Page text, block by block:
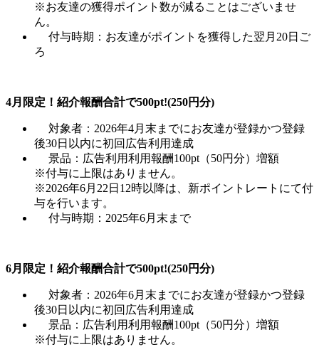
※お友達の獲得ポイント数が減ることはございませ
ん。
付与時期：お友達がポイントを獲得した翌月20日ご
ろ
4月限定！紹介報酬合計で500pt!(250円分)
対象者：2026年4月末までにお友達が登録かつ登録
後30日以内に初回広告利用達成
景品：広告利用利用報酬100pt（50円分）増額
※付与に上限はありません。
※2026年6月22日12時以降は、新ポイントレートにて付
与を行います。
付与時期：2025年6月末まで
6月限定！紹介報酬合計で500pt!(250円分)
対象者：2026年6月末までにお友達が登録かつ登録
後30日以内に初回広告利用達成
景品：広告利用利用報酬100pt（50円分）増額
※付与に上限はありません。